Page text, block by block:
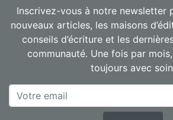
Inscrivez-vous à notre newsletter
nouveaux articles, les maisons
conseils d’écriture et les
communauté. Une fois par
toujours avec